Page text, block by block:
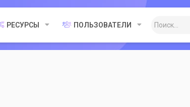
РЕСУРСЫ ПОЛЬЗОВАТЕЛИ